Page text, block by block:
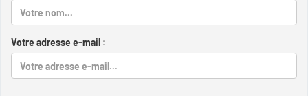
Votre adresse e-mail :